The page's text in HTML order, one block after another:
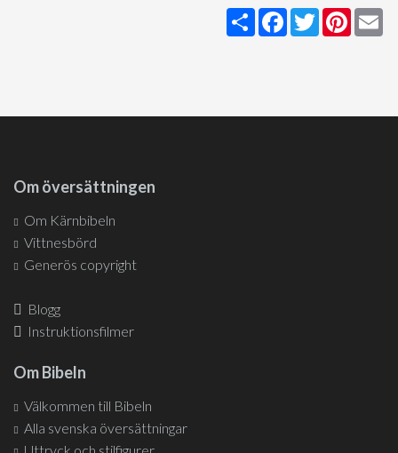
Share Facebook
Twitter
Om översättningen
Om Kärnbibeln
Vittnesbörd
Generös copyright
Blogg
Instruktionsfilmer
Om Bibeln
Välkommen till Bibeln
Alla svenska översättningar